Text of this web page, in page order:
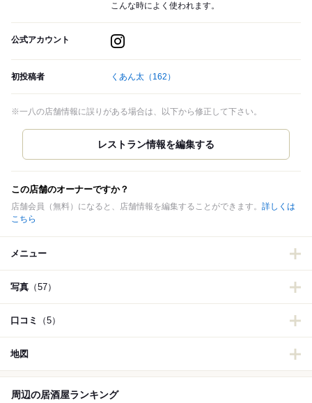
こんな時によく使われます。
公式アカウント
初投稿者 くあん太 （162）
※一八の店舗情報に誤りがある場合は、以下から修正して下さい。
この店舗のオーナーですか？
店舗会員（無料）になると、店舗情報を編集することができます。 詳しくは
こちら
メニュー
写真 （57）
口コミ （5）
地図
周辺の居酒屋ランキング